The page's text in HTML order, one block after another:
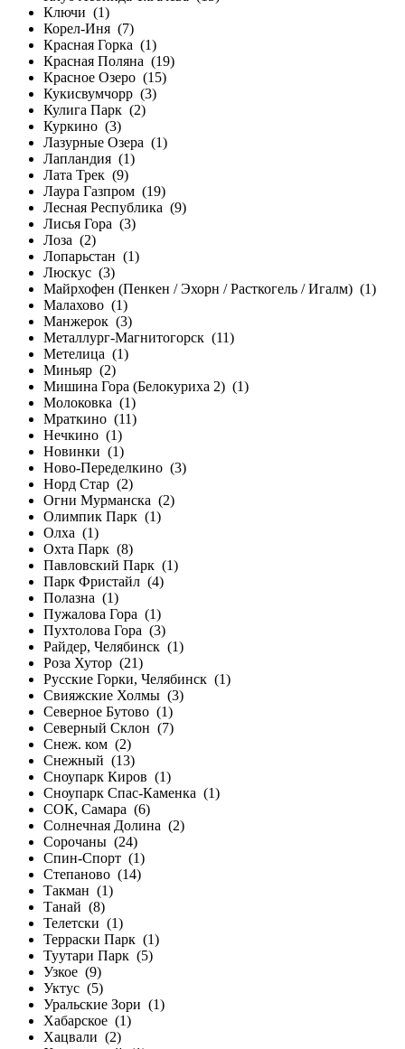
Ключи (1)
Корел-Иня (7)
Красная Горка (1)
Красная Поляна (19)
Красное Озеро (15)
Кукисвумчорр (3)
Кулига Парк (2)
Куркино (3)
Лазурные Озера (1)
Лапландия (1)
Лата Трек (9)
Лаура Газпром (19)
Лесная Республика (9)
Лисья Гора (3)
Лоза (2)
Лопарьстан (1)
Люскус (3)
Майрхофен (Пенкен / Эхорн / Расткогель / Игалм) (1)
Малахово (1)
Манжерок (3)
Металлург-Магнитогорск (11)
Метелица (1)
Миньяр (2)
Мишина Гора (Белокуриха 2) (1)
Молоковка (1)
Мраткино (11)
Нечкино (1)
Новинки (1)
Ново-Переделкино (3)
Норд Стар (2)
Огни Мурманска (2)
Олимпик Парк (1)
Олха (1)
Охта Парк (8)
Павловский Парк (1)
Парк Фристайл (4)
Полазна (1)
Пужалова Гора (1)
Пухтолова Гора (3)
Райдер, Челябинск (1)
Роза Хутор (21)
Русские Горки, Челябинск (1)
Свияжские Холмы (3)
Северное Бутово (1)
Северный Склон (7)
Снеж. ком (2)
Снежный (13)
Сноупарк Киров (1)
Сноупарк Спас-Каменка (1)
СОК, Самара (6)
Солнечная Долина (2)
Сорочаны (24)
Спин-Спорт (1)
Степаново (14)
Такман (1)
Танай (8)
Телетски (1)
Терраски Парк (1)
Туутари Парк (5)
Узкое (9)
Уктус (5)
Уральские Зори (1)
Хабарское (1)
Хацвали (2)